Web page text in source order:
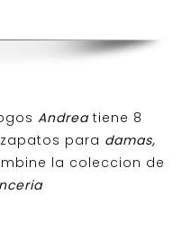
Andreatiene 8
para damas,
la coleccion de